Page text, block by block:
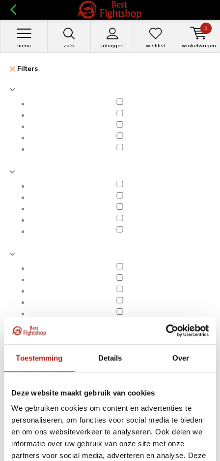
Toestemming Details Over
Deze website maakt gebruik van cookies
We gebruiken cookies om content en advertenties te
personaliseren, om functies voor social media te bieden
en om ons websiteverkeer te analyseren. Ook delen we
informatie over uw gebruik van onze site met onze
partners voor social media, adverteren en analyse. Deze
zoek inloggen
menu wishlist winkelwagen
0
Filters
Apply filters
Producten getagd met
Bangkok Spirit
bokshandschoenen zwart